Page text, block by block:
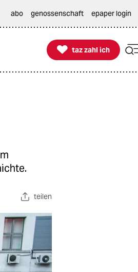
abo genossenschaft epaper login

taz zahl ich
taz zahl ich
teilen